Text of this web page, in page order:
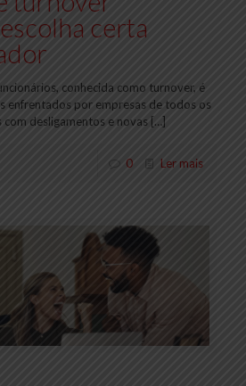
certa
conhecida como turnover, é
enfrentados por empresas de todos os
desligamentos e novas […]
0 Ler mais